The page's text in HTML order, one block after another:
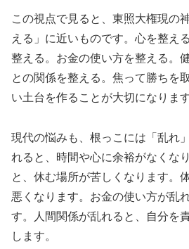
この視点で見ると、東照大権現の
える」に近いものです。心を整え
整える。お金の使い方を整える。
との関係を整える。焦って勝ちを
い土台を作ることが大切になります
現代の悩みも、根っこには「乱れ
れると、時間や心に余裕がなくな
と、休む場所が苦しくなります。
悪くなります。お金の使い方が乱
す。人間関係が乱れると、自分を
します。